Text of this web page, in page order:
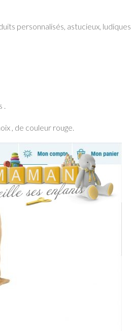
personnalisés, astucieux, ludiques
.
, de couleur rouge.